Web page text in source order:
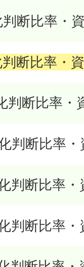
断比率・
断比率・
判断比率・
判断比率
判断比率・
判断比率・